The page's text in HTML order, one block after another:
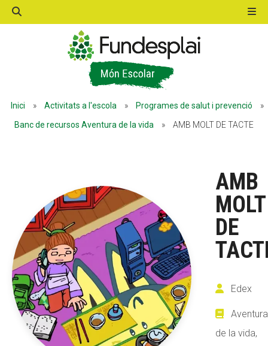
Inici » Activitats a l'escola » Programes de salut i prevenció
»
Banc de recursos Aventura de la vida
» AMB MOLT DE TACTE
AMB
MOLT
DE
Edex
Aventura
de la vida,
ACTIVITATS D'ESTIU
MÓN ESCOLAR
ALBERG CENTRE ESPLAI
FORMACIÓ
CASES DE COLÒNIES
ACCIÓ SOCIAL I JOVES